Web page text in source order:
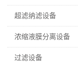
超滤纳滤设备
浓缩液膜分离设备
过滤设备